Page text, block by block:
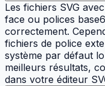
Les fichiers SVG
face ou polices
correctement.
fichiers de police
système par défaut
meilleurs résultats,
dans votre éditeur